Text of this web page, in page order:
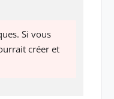
Si vous
créer et